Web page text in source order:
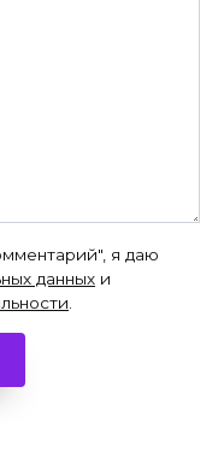
я даю
данных и